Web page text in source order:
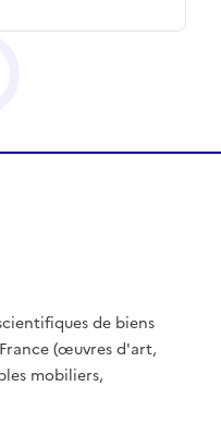
de biens
(œuvres d'art,
mobiliers,